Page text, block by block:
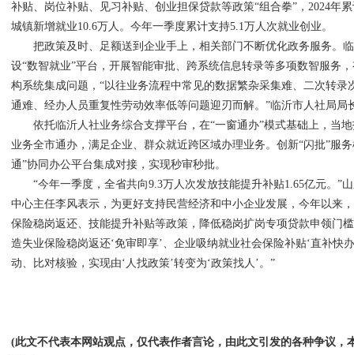
补贴、岗位补贴、见习补贴、创业担保贷款等政策“组合拳”，2024年
城镇新增就业10.6万人。今年一季度累计支持5.1万人次就业创业。
把政策及时、足额送到企业手上，相关部门不断优化政务服务。
设“数智就业”平台，开展智能审批、跨系统信息转录等多项数智服务
构系统集成问题，“以往业务流程中常见的数据繁杂采集难、二次转
通难、经办人员重复性劳动效率低等问题迎刃而解。”临沂市人社局局
依托临沂人社业务综合支撑平台，在“一窗通办”模式基础上，当地
业务全市通办，满足企业、群众就近跨区域办理业务。创新“闪批”服
通”协同办公平台集成对接，实现秒审秒批。
“今年一季度，全省共向9.3万人次发放技能提升补贴1.65亿元。”
中心主任李风表示，为更好支持民营经济和中小企业发展，今年以来
保险稳岗返还、技能提升补贴等政策，降低稳岗扩岗专项贷款申领门
造失业保险稳岗返还‘免审即享’、企业吸纳就业社会保险补贴‘直补快
动、比对核验，实现由‘人找政策’转变为‘政策找人’。”
(此文不代表本网站观点，仅代表作者言论，由此文引发的各种争议，